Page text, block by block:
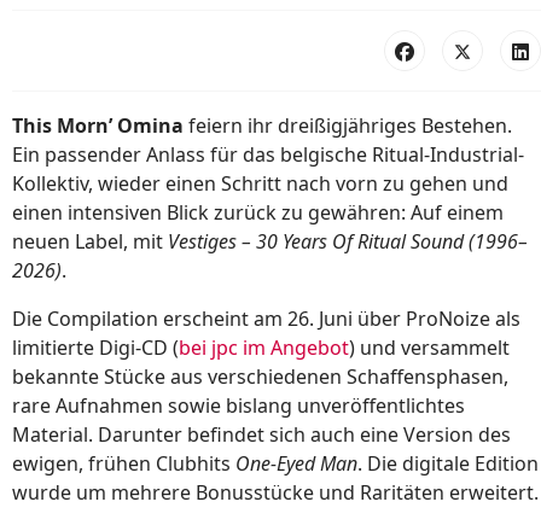
This Morn’ Omina feiern ihr dreißigjähriges Bestehen.
Ein passender Anlass für das belgische Ritual-Industrial-
Kollektiv, wieder einen Schritt nach vorn zu gehen und
einen intensiven Blick zurück zu gewähren: Auf einem
neuen Label, mit Vestiges – 30 Years Of Ritual Sound (1996–
2026).
Die Compilation erscheint am 26. Juni über ProNoize als
limitierte Digi-CD (bei jpc im Angebot) und versammelt
bekannte Stücke aus verschiedenen Schaffensphasen,
rare Aufnahmen sowie bislang unveröffentlichtes
Material. Darunter befindet sich auch eine Version des
ewigen, frühen Clubhits One-Eyed Man. Die digitale Edition
wurde um mehrere Bonusstücke und Raritäten erweitert.